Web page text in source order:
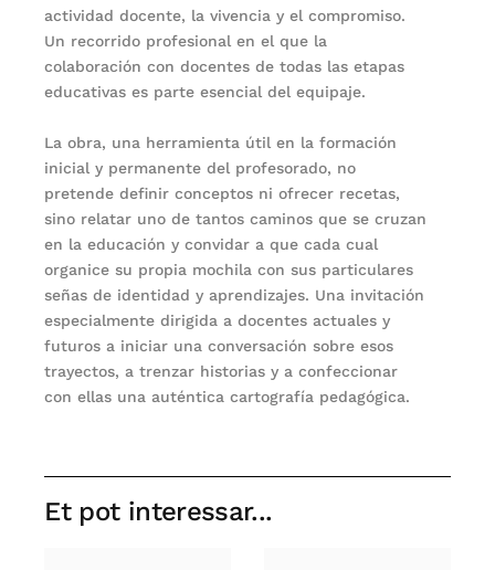
actividad docente, la vivencia y el compromiso.
Un recorrido profesional en el que la
colaboración con docentes de todas las etapas
educativas es parte esencial del equipaje.
La obra, una herramienta útil en la formación
inicial y permanente del profesorado, no
pretende definir conceptos ni ofrecer recetas,
sino relatar uno de tantos caminos que se cruzan
en la educación y convidar a que cada cual
organice su propia mochila con sus particulares
señas de identidad y aprendizajes. Una invitación
especialmente dirigida a docentes actuales y
futuros a iniciar una conversación sobre esos
trayectos, a trenzar historias y a confeccionar
con ellas una auténtica cartografía pedagógica.
Et pot interessar...